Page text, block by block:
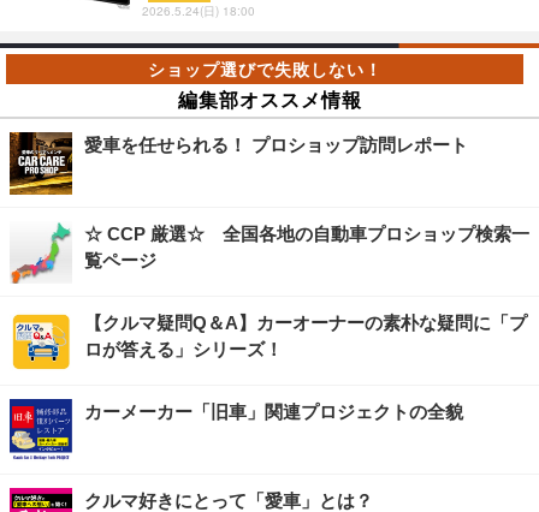
2026.5.24(日) 18:00
編集部オススメ情報
愛車を任せられる！ プロショップ訪問レポート
☆ CCP 厳選☆ 全国各地の自動車プロショップ検索一
覧ページ
【クルマ疑問Q＆A】カーオーナーの素朴な疑問に「プ
ロが答える」シリーズ！
カーメーカー「旧車」関連プロジェクトの全貌
クルマ好きにとって「愛車」とは？